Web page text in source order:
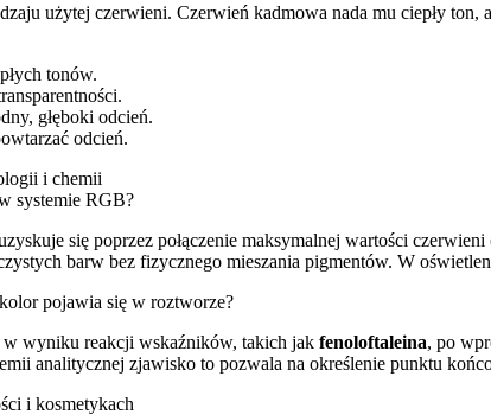
użytej czerwieni. Czerwień kadmowa nada mu ciepły
tonów.
głęboki odcień.
odcień.
i chemii
systemie RGB?
się poprzez połączenie maksymalnej wartości
barw bez fizycznego mieszania pigmentów. W
pojawia się w roztworze?
wyniku reakcji wskaźników, takich jak fenoloftaleina, po
analitycznej zjawisko to pozwala na określenie punktu
i kosmetykach